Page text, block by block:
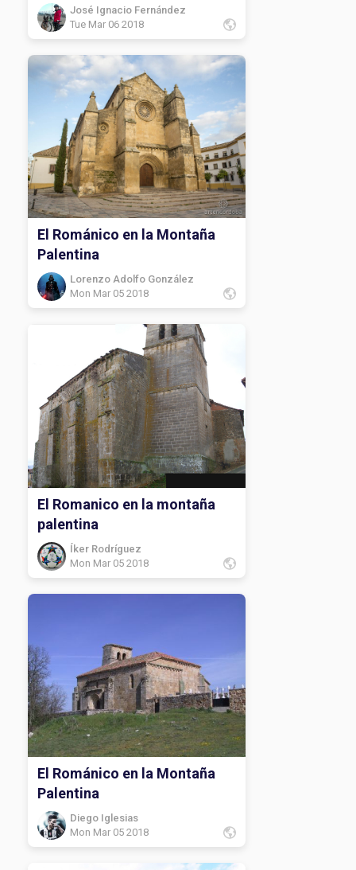
José Ignacio Fernández
Tue Mar 06 2018
El Románico en la Montaña
Palentina
Lorenzo Adolfo González
Mon Mar 05 2018
El Romanico en la montaña
palentina
Íker Rodríguez
Mon Mar 05 2018
El Románico en la Montaña
Palentina
Diego Iglesias
Mon Mar 05 2018